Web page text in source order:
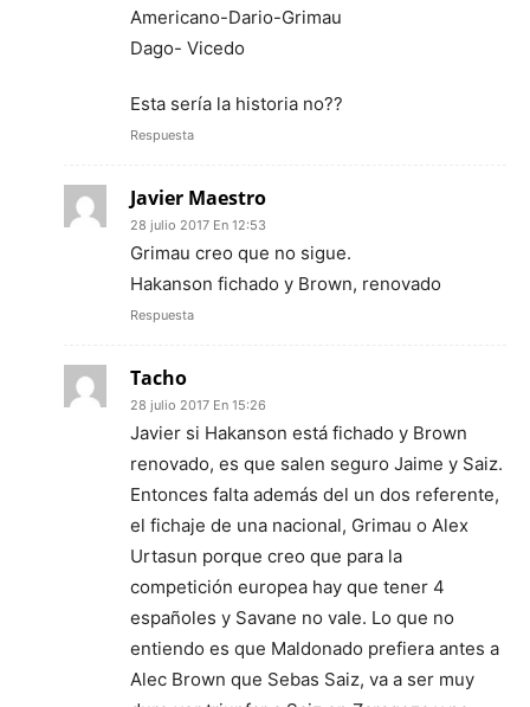
Americano-Dario-Grimau
Dago- Vicedo
Esta sería la historia no??
Respuesta
Javier Maestro
28 julio 2017 En 12:53
Grimau creo que no sigue.
Hakanson fichado y Brown, renovado
Respuesta
Tacho
28 julio 2017 En 15:26
Javier si Hakanson está fichado y Brown
renovado, es que salen seguro Jaime y Saiz.
Entonces falta además del un dos referente,
el fichaje de una nacional, Grimau o Alex
Urtasun porque creo que para la
competición europea hay que tener 4
españoles y Savane no vale. Lo que no
entiendo es que Maldonado prefiera antes a
Alec Brown que Sebas Saiz, va a ser muy